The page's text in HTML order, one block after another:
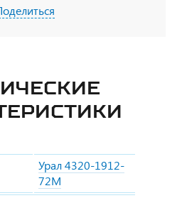
Урал 4320-1912-
72М